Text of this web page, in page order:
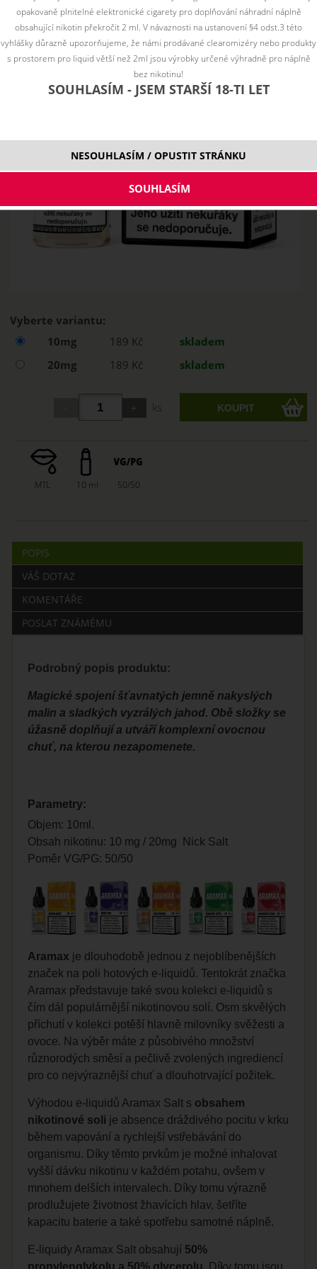
Vyberte variantu:
10mg
189 Kč
skladem
20mg
189 Kč skladem
ks
MTL 10 ml 50/50
POPIS
VÁŠ DOTAZ
KOMENTÁŘE
POSLAT ZNÁMÉMU
Podrobný popis produktu:
Magické spojení šťavnatých jemně nakyslých
malin a sladkých vyzrálých jahod. Obě složky se
úžasně doplňují a utváří komplexní ovocnou
chuť, na kterou nezapomenete.
Parametry:
Objem: 10ml.
Obsah nikotinu: 10 mg / 20mg Nick Salt
Poměr VG/PG: 50/50
Aramax je dlouhodobě jednou z nejoblíbenějších
značek na poli hotových e-liquidů. Tentokrát značka
Aramax představuje také svou kolekci e-liquidů s
čím dál populárnější nikotinovou solí. Osm skvělých
příchutí v kolekci potěší hlavně milovníky svěžesti a
ovoce. Na výběr máte z působivého množství
různorodých směsí a pečlivě zvolených ingrediencí
pro co nejvýraznější chuť a dlouhotrvající požitek.
Výhodou e-liquidů Aramax Salt s obsahem
nikotinové soli je absence dráždivého pocitu v krku
během vapování a rychlejší vstřebávání do
organismu. Díky těmto prvkům je možné inhalovat
vyšší dávku nikotinu v každém potahu, ovšem v
mnohem delších intervalech. Díky tomu výrazně
prodlužujete životnost žhavících hlav, šetříte
kapacitu baterie a také spotřebu samotné náplně.
E-liquidy Aramax Salt obsahují 50%
propylenglykolu a 50% glycerolu
Díky tomu jsou
opakovaně plnitelné elektronické cigarety pro doplňování náhradní náplně
obsahující nikotin překročit 2 ml. V návaznosti na ustanovení §4 odst.3 této
vyhlášky důrazně upozorňujeme, že námi prodávané clearomizéry nebo produkty
s prostorem pro liquid větší než 2ml jsou výrobky určené výhradně pro náplně
bez nikotinu!
SOUHLASÍM - JSEM STARŠÍ 18-TI LET
NESOUHLASÍM / OPUSTIT STRÁNKU